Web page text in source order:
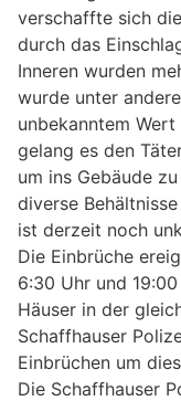
verschaffte sich
durch das
Inneren wurden
wurde unter
unbekanntem
gelang es den
um ins Gebäude
diverse
ist derzeit noch
Die Einbrüche
6:30 Uhr und
Häuser in der
Schaffhauser
Einbrüchen um
Die Schaffhauser